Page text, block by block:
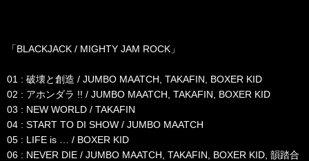
「BLACKJACK / MIGHTY JAM ROCK」
01 : 破壊と創造 / JUMBO MAATCH, TAKAFIN, BOXER KID
02 : アホンダラ !! / JUMBO MAATCH, TAKAFIN, BOXER KID
03 : NEW WORLD / TAKAFIN
04 : START TO DI SHOW / JUMBO MAATCH
05 : LIFE is … / BOXER KID
06 : NEVER DIE / JUMBO MAATCH, TAKAFIN, BOXER KID, 韻踏合